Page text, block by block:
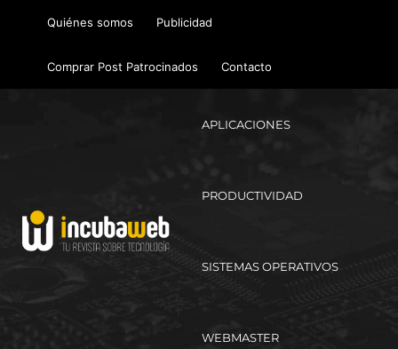
Quiénes somos Publicidad
Comprar Post Patrocinados Contacto
APLICACIONES
PRODUCTIVIDAD
SISTEMAS OPERATIVOS
WEBMASTER